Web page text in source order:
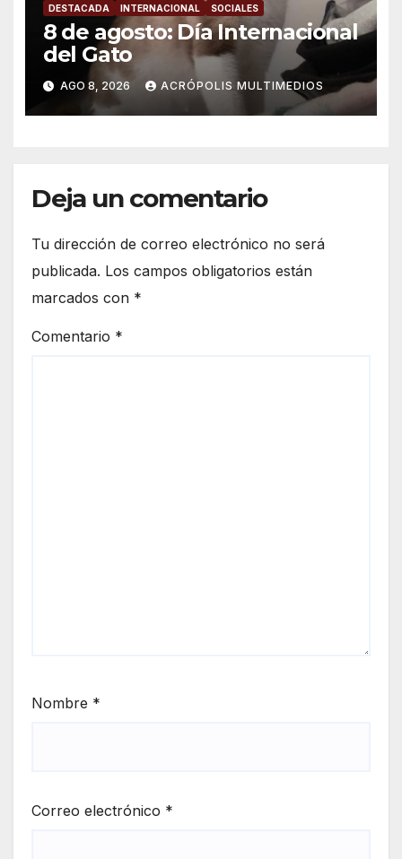
DESTACADA INTERNACIONAL SOCIALES
8 de agosto: Día Internacional
del Gato
AGO 8, 2026 ACRÓPOLIS MULTIMEDIOS
Deja un comentario
Tu dirección de correo electrónico no será
publicada. Los campos obligatorios están
marcados con *
Comentario *
Nombre *
Correo electrónico *